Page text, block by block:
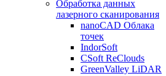
Обработка данных
лазерного сканирования
nanoCAD Облака
точек
IndorSoft
CSoft ReClouds
GreenValley LiDAR